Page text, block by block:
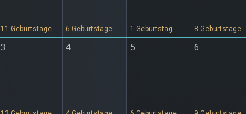
11 Geburtstage 6 Geburtstage 1 Geburtstag 8 Geburtstage
3 4 5 6